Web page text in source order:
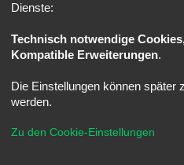
Dienste:
Technisch notwendige
Kompatible Erweiterungen.
Die Einstellungen können später
werden.
Zu den Cookie-Einstellungen